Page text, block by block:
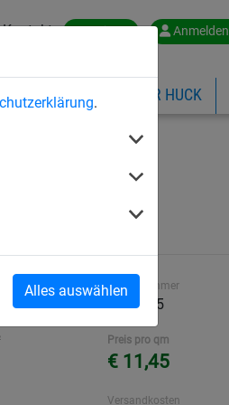
.
Alles auswählen
Kontakt Austria Anmelden
ÜBER HUCK
Artikelnummer
209F045
Preis pro qm
€ 11,45
Versandkosten